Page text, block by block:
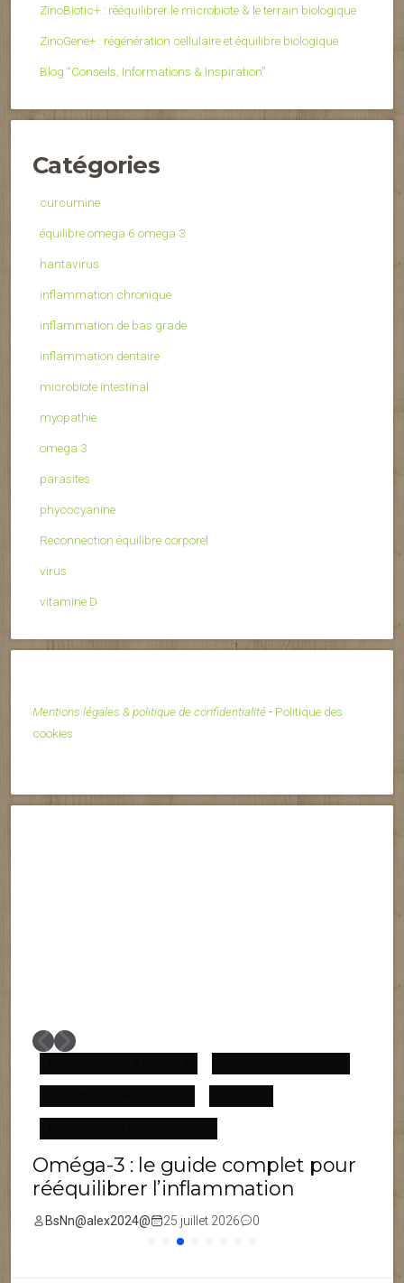
ZinoBiotic+ : rééquilibrer le microbiote & le terrain biologique
ZinoGene+ : régénération cellulaire et équilibre biologique
Blog “Conseils, Informations & Inspiration”
Catégories
curcumine
équilibre omega 6 omega 3
hantavirus
inflammation chronique
inflammation de bas grade
inflammation dentaire
microbiote intestinal
myopathie
omega 3
parasites
phycocyanine
Reconnection équilibre corporel
virus
vitamine D
Mentions légales & politique de confidentialité- Politique des
cookies
Oméga-3 : le guide complet pour
rééquilibrer l’inflammation
BsNn@alex2024@ 25 juillet 2026 0